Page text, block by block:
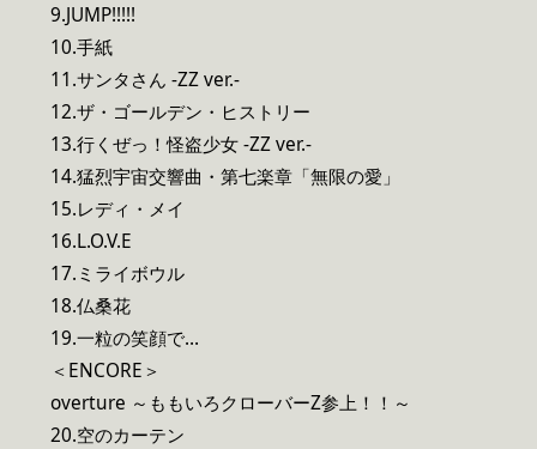
9.JUMP!!!!!
10.手紙
11.サンタさん -ZZ ver.-
12.ザ・ゴールデン・ヒストリー
13.行くぜっ！怪盗少女 -ZZ ver.-
14.猛烈宇宙交響曲・第七楽章「無限の愛」
15.レディ・メイ
16.L.O.V.E
17.ミライボウル
18.仏桑花
19.一粒の笑顔で…
＜ENCORE＞
overture ～ももいろクローバーZ参上！！～
20.空のカーテン